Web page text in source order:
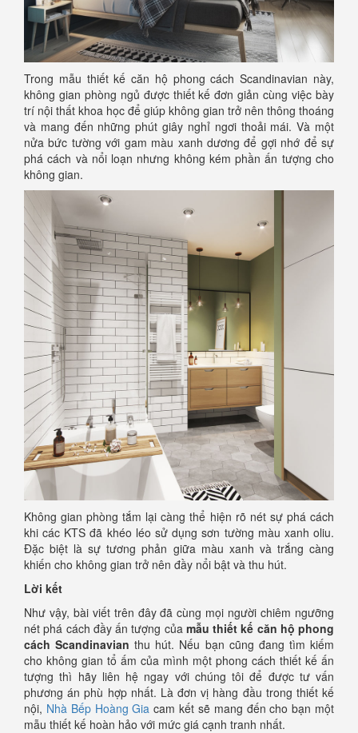
Trong mẫu thiết kế căn hộ phong cách Scandinavian này,
không gian phòng ngủ được thiết kế đơn giản cùng việc bày
trí nội thất khoa học để giúp không gian trở nên thông thoáng
và mang đến những phút giây nghỉ ngơi thoải mái. Và một
nửa bức tường với gam màu xanh dương để gợi nhớ để sự
phá cách và nổi loạn nhưng không kém phần ấn tượng cho
không gian.
Không gian phòng tắm lại càng thể hiện rõ nét sự phá cách
khi các KTS đã khéo léo sử dụng sơn tường màu xanh oliu.
Đặc biệt là sự tương phản giữa màu xanh và trắng càng
khiến cho không gian trở nên đầy nổi bật và thu hút.
Lời kết
Như vậy, bài viết trên đây đã cùng mọi người chiêm ngưỡng
nét phá cách đầy ấn tượng của mẫu thiết kế căn hộ phong
cách Scandinavian thu hút. Nếu bạn cũng đang tìm kiếm
cho không gian tổ ấm của mình một phong cách thiết kế ấn
tượng thì hãy liên hệ ngay với chúng tôi để được tư vấn
phương án phù hợp nhất. Là đơn vị hàng đầu trong thiết kế
nội, Nhà Bếp Hoàng Gia cam kết sẽ mang đến cho bạn một
mẫu thiết kế hoàn hảo với mức giá cạnh tranh nhất.